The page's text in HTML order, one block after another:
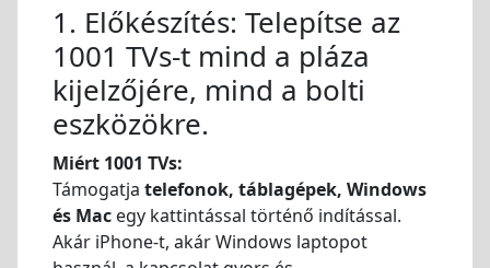
1. Előkészítés: Telepítse az
1001 TVs-t mind a pláza
kijelzőjére, mind a bolti
eszközökre.
Miért 1001 TVs:
Támogatja telefonok, táblagépek, Windows
és Mac egy kattintással történő indítással.
Akár iPhone-t, akár Windows laptopot